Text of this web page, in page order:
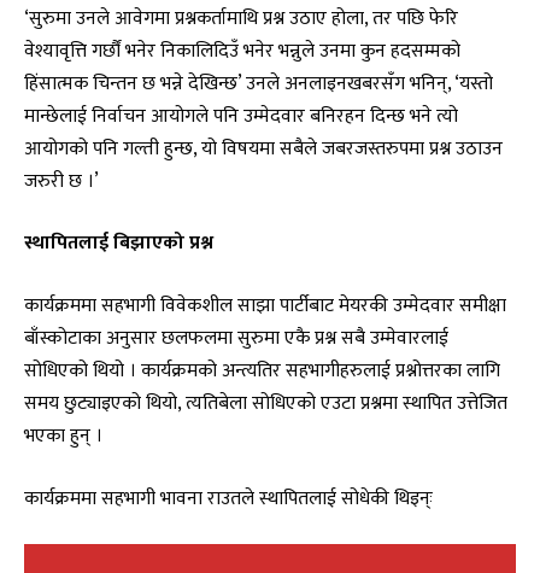
‘सुरुमा उनले आवेगमा प्रश्नकर्तामाथि प्रश्न उठाए होला, तर पछि फेरि
वेश्यावृत्ति गर्छौं भनेर निकालिदिउँ भनेर भन्नुले उनमा कुन हदसम्मको
हिंसात्मक चिन्तन छ भन्ने देखिन्छ’ उनले अनलाइनखबरसँग भनिन्, ‘यस्तो
मान्छेलाई निर्वाचन आयोगले पनि उम्मेदवार बनिरहन दिन्छ भने त्यो
आयोगको पनि गल्ती हुन्छ, यो विषयमा सबैले जबरजस्तरुपमा प्रश्न उठाउन
जरुरी छ ।’
स्थापितलाई बिझाएको प्रश्न
कार्यक्रममा सहभागी विवेकशील साझा पार्टीबाट मेयरकी उम्मेदवार समीक्षा
बाँस्कोटाका अनुसार छलफलमा सुरुमा एकै प्रश्न सबै उम्मेवारलाई
सोधिएको थियो । कार्यक्रमको अन्त्यतिर सहभागीहरुलाई प्रश्नोत्तरका लागि
समय छुट्याइएको थियो, त्यतिबेला सोधिएको एउटा प्रश्नमा स्थापित उत्तेजित
भएका हुन् ।
कार्यक्रममा सहभागी भावना राउतले स्थापितलाई सोधेकी थिइन्ः